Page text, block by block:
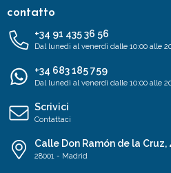
contatto
+34 91 435 36 56
Dal lunedì al venerdì dalle 10:00 alle
+34 683 185 759
Dal lunedì al venerdì dalle 10:00 alle
Scrivici
Contattaci
Calle Don Ramón de la Cruz,
28001 - Madrid